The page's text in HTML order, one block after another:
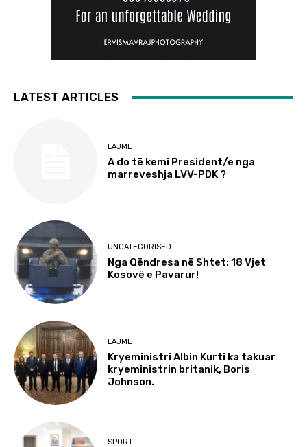
LATEST ARTICLES
LAJME
A do të kemi President/e nga
marreveshja LVV-PDK ?
UNCATEGORISED
Nga Qëndresa në Shtet: 18 Vjet
Kosovë e Pavarur!
LAJME
Kryeministri Albin Kurti ka takuar
kryeministrin britanik, Boris
Johnson.
SPORT